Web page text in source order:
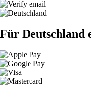
Für Deutschland